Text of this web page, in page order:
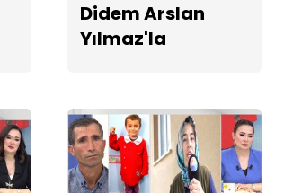
Didem Arslan
Yılmaz'la